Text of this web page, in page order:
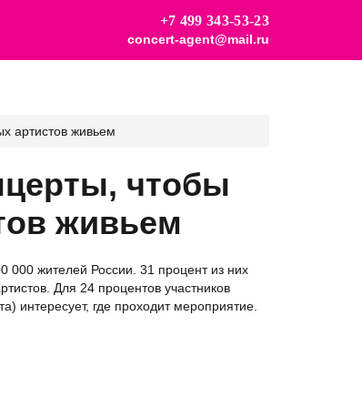
+7 499 343-53-23
concert-agent@mail.ru
артистов живьем
чтобы
живьем
000 жителей России. 31 процент из них
Для 24 процентов участников
интересует, где проходит мероприятие.